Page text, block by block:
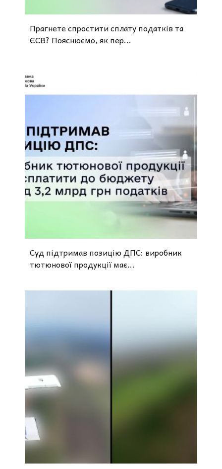
Прагнете спростити сплату податків та
ЄСВ? Пояснюємо, як пер...
Суд підтримав позицію ДПС: виробник
тютюнової продукції має...